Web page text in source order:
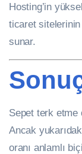
Hosting’in
ticaret sitelerinin
sunar.
Sepet terk etme
Ancak
oranı anlamlı